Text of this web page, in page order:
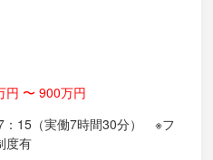
円 〜 900万円
：15（実働7時間30分） ※フ
度有